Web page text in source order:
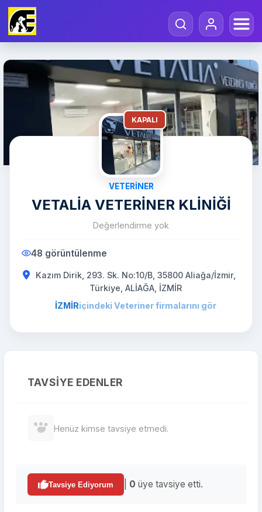
KAPALI
VETERINER
VETALİA VETERİNER KLİNİĞİ
Değerlendirme yok
48 görüntülenme
Kazım Dirik, 293. Sk. No:10/B, 35800 Aliağa/İzmir,
Türkiye, ALİAĞA, İZMİR
İZMİRiçindeki Veteriner firmalarını gör
TAVSIYE EDENLER
Henüz kimse tavsiye etmedi.
Tavsiye Ediyorum 0 üye tavsiye etti.